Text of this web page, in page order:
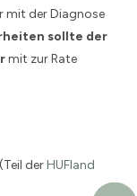
mit der Diagnose
sollte der
mit zur Rate
(Teil derHUFland